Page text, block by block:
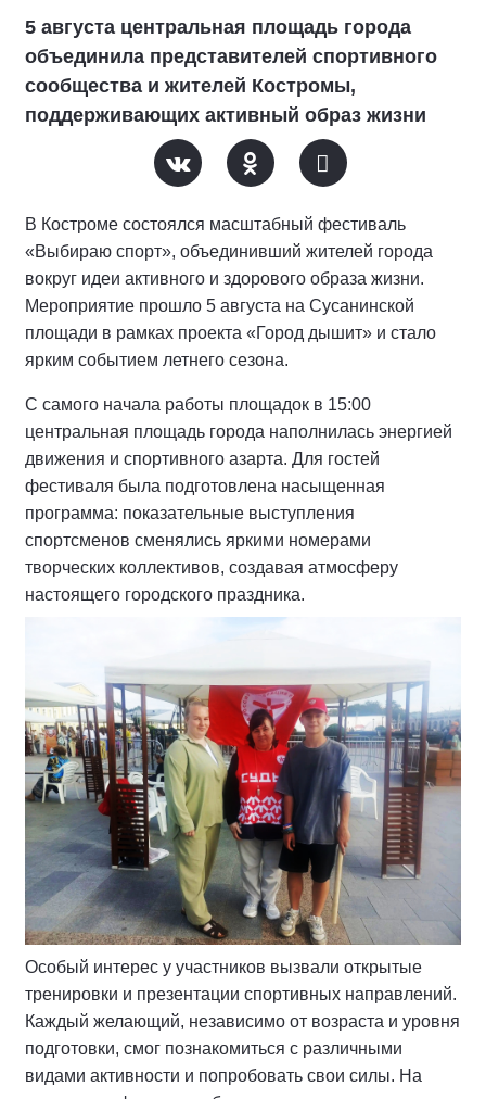
5 августа центральная площадь города
объединила представителей спортивного
сообщества и жителей Костромы,
поддерживающих активный образ жизни
В Костроме состоялся масштабный фестиваль
«Выбираю спорт», объединивший жителей города
вокруг идеи активного и здорового образа жизни.
Мероприятие прошло 5 августа на Сусанинской
площади в рамках проекта «Город дышит» и стало
ярким событием летнего сезона.
С самого начала работы площадок в 15:00
центральная площадь города наполнилась энергией
движения и спортивного азарта. Для гостей
фестиваля была подготовлена насыщенная
программа: показательные выступления
спортсменов сменялись яркими номерами
творческих коллективов, создавая атмосферу
настоящего городского праздника.
Особый интерес у участников вызвали открытые
тренировки и презентации спортивных направлений.
Каждый желающий, независимо от возраста и уровня
подготовки, смог познакомиться с различными
видами активности и попробовать свои силы. На